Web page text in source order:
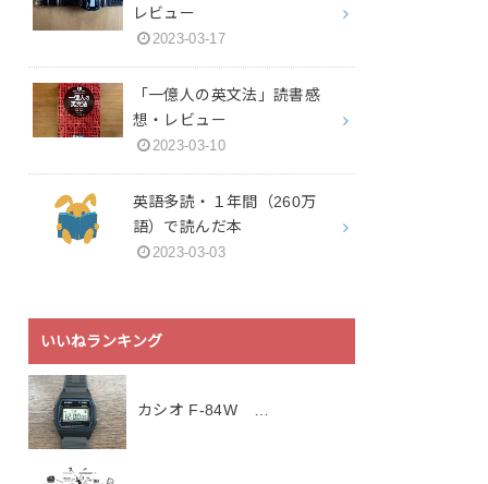
レビュー
2023-03-17
「一億人の英文法」読書感
想・レビュー
2023-03-10
英語多読・１年間（260万
語）で読んだ本
2023-03-03
いいねランキング
カシオ F-84W …